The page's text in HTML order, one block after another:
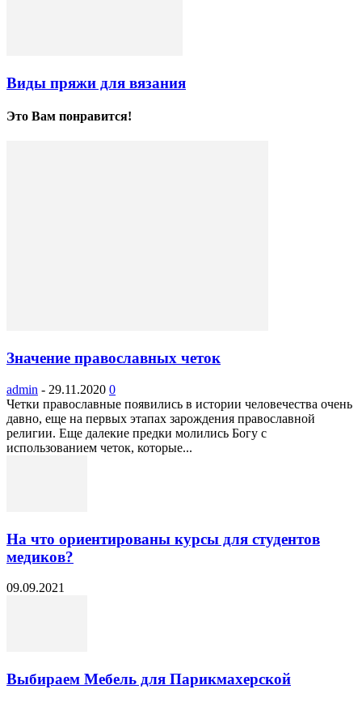
Виды пряжи для вязания
Это Вам понравится!
Значение православных четок
admin - 29.11.2020 0
Четки православные появились в истории человечества очень
давно, еще на первых этапах зарождения православной
религии. Еще далекие предки молились Богу с
использованием четок, которые...
На что ориентированы курсы для студентов
медиков?
09.09.2021
Выбираем Мебель для Парикмахерской